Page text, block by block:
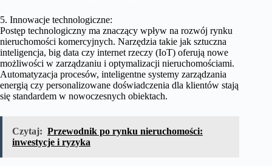
5. Innowacje technologiczne:
Postęp technologiczny ma znaczący wpływ na rozwój rynku
nieruchomości komercyjnych. Narzędzia takie jak sztuczna
inteligencja, big data czy internet rzeczy (IoT) oferują nowe
możliwości w zarządzaniu i optymalizacji nieruchomościami.
Automatyzacja procesów, inteligentne systemy zarządzania
energią czy personalizowane doświadczenia dla klientów stają
się standardem w nowoczesnych obiektach.
Czytaj: Przewodnik po rynku nieruchomości:
inwestycje i ryzyka